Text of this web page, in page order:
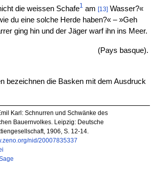
die weissen Schafe1 am [13]Wasser?«
du eine solche Herde haben?« – »Geh
ging hin und der Jäger warf ihn ins Meer.
(Pays basque).
bezeichnen die Basken mit dem Ausdruck
Karl: Schnurren und Schwänke des
Bauernvolkes. Leipzig: Deutsche
1906, S. 12-14.
nid/20007835337